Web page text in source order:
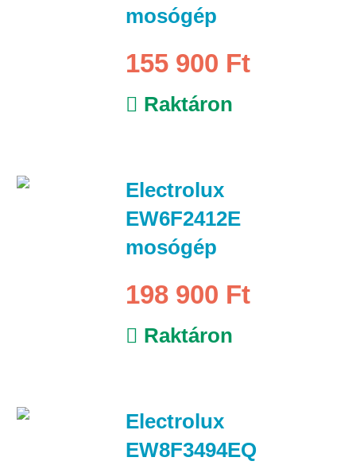
mosógép
155 900 Ft
Raktáron
Electrolux
EW6F2412E
mosógép
198 900 Ft
Raktáron
Electrolux
EW8F3494EQ